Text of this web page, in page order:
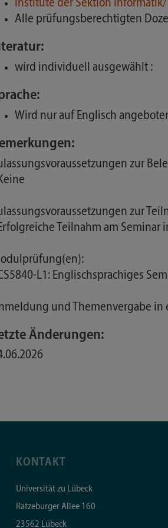
Institute der Sektion
Alle prüfungsberechtigten
wird individuell ausgewählt :
Wird nur auf Englisch
zur
zur
Teilnahm am Seminar
L1: Englischsprachiges
und Themenvergabe in
Änderungen:
KONTAKT
Universität zu Lübeck
Ratzeburger Allee 160
23562 Lübeck